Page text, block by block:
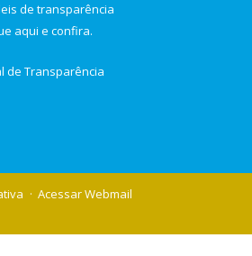
de transparência
aqui e confira.
de Transparência
Acessar Webmail